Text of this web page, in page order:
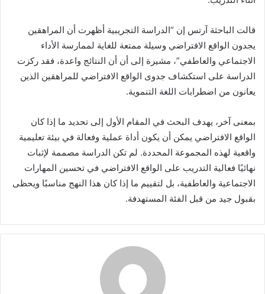
قالت الباحثة آرتس إن “الدراسة التجريبية أظهرت أن المراهقين
يجدون الواقع الافتراضي وسيلة ممتعة للغاية لممارسة الأداء
الاجتماعي والعاطفي”، مشيرة إلى أن أن النتائج واعدة، فقد ركزت
الدراسة على استكشاف جدوى الواقع الافتراضي للمراهقين الذين
يعانون من اضطرابات اللغة التنموية.
بمعنى آخر، يهدف البحث في المقام الأول إلى تحديد ما إذا كان
الواقع الافتراضي يمكن أن يكون أداة عملية وفعالة في بيئة تعليمية
واقعية لهذه المجموعة المحددة. لم تكن الدراسة مصممة لإثبات
نهائيًا فعالية التدريب على الواقع الافتراضي في تحسين المهارات
الاجتماعية والعاطفية، بل لتقييم ما إذا كان هذا النهج مناسبًا ويحظى
بقبول جيد من قبل الفئة المستهدفة.